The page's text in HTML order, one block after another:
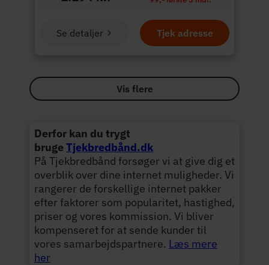
Tjek adresse
Se detaljer
Vis flere
Derfor kan du trygt
brugeTjekbredbånd.dk
På Tjekbredbånd forsøger vi at give dig et
overblik over dine internet muligheder. Vi
rangerer de forskellige internet pakker
efter faktorer som popularitet, hastighed,
priser og vores kommission. Vi bliver
kompenseret for at sende kunder til
vores samarbejdspartnere. Læs mere
her